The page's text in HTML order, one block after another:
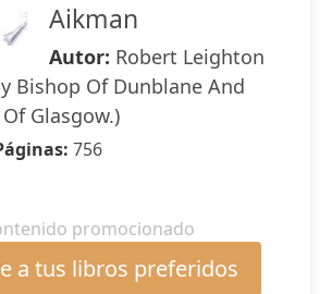
Aikman
Autor: Robert Leighton
Bishop Of Dunblane And
Glasgow.)
756
promocionado
a tus libros preferidos